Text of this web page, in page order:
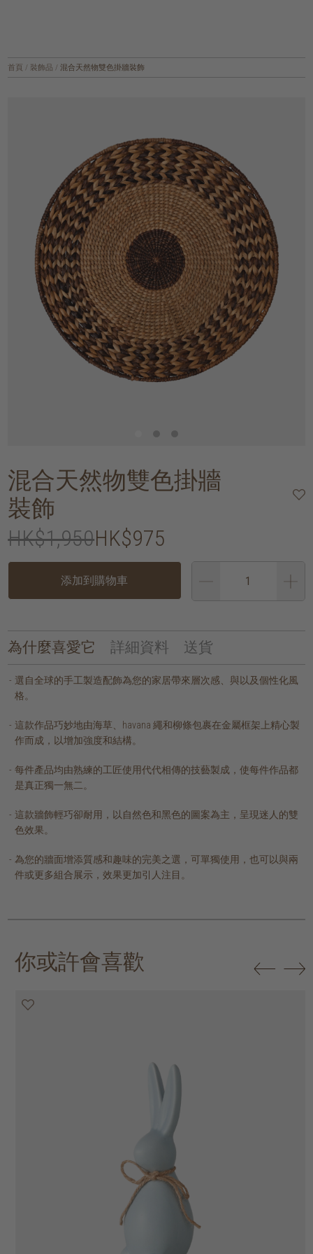
首頁 / 裝飾品 / 混合天然物雙色掛牆裝飾
混合天然物雙色掛牆
裝飾
HK$1,950HK$975
添加到購物車
為什麼喜愛它 詳細資料 送貨
選自全球的手工製造配飾為您的家居帶來層次感、與以及個性化風
格。
這款作品巧妙地由海草、havana 繩和柳條包裹在金屬框架上精心製
作而成，以增加強度和結構。
每件產品均由熟練的工匠使用代代相傳的技藝製成，使每件作品都
是真正獨一無二。
這款牆飾輕巧卻耐用，以自然色和黑色的圖案為主，呈現迷人的雙
色效果。
為您的牆面增添質感和趣味的完美之選，可單獨使用，也可以與兩
件或更多組合展示，效果更加引人注目。
你或許會喜歡